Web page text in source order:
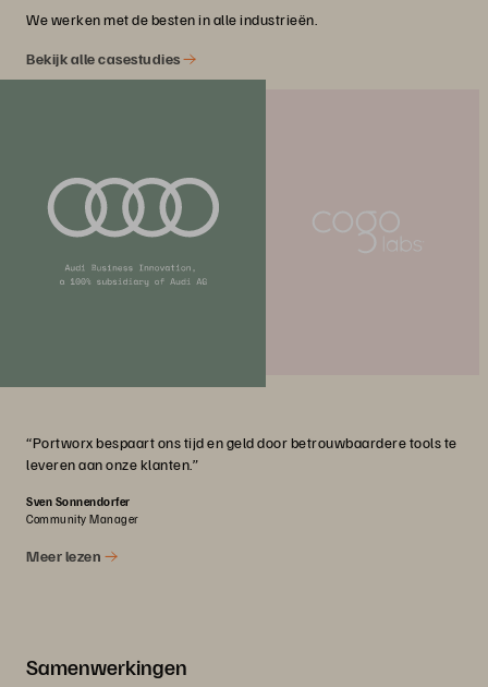
We werken met de besten in alle industrieën.
Bekijk alle casestudies
“Portworx bespaart ons tijd en geld door betrouwbaardere tools te
leveren aan onze klanten.”
Sven Sonnendorfer
Community Manager
Meer lezen
Samenwerkingen